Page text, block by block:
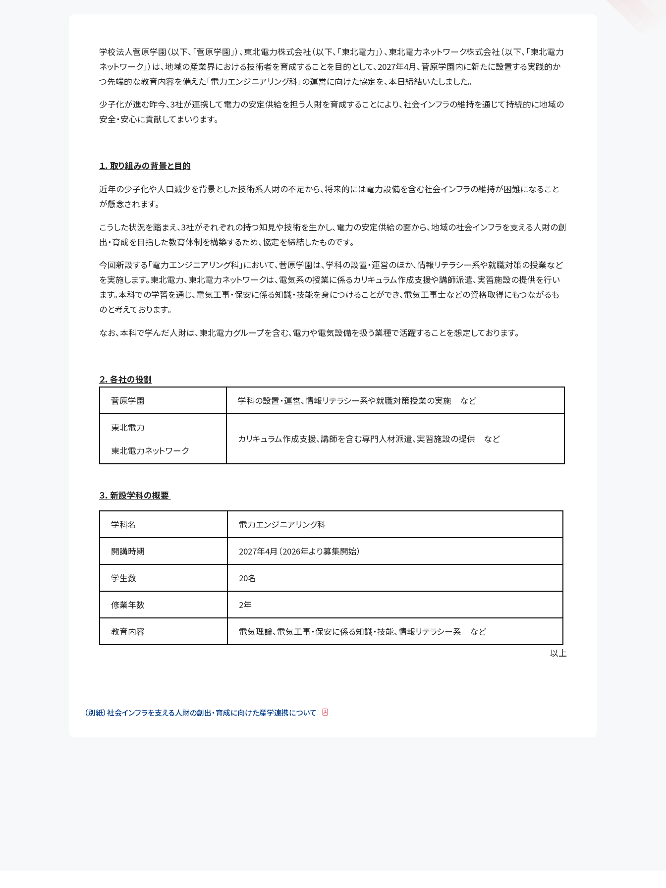
学校法人菅原学園（以下、「菅原学園」）、東北電力株式会社（以下、「東北電力」）、東北電力ネットワーク株式会社（以下、「東北電力
ネットワーク」）は、地域の産業界における技術者を育成することを目的として、2027年4月、菅原学園内に新たに設置する実践的か
つ先端的な教育内容を備えた「電力エンジニアリング科」の運営に向けた協定を、本日締結いたしました。
少子化が進む昨今、3社が連携して電力の安定供給を担う人財を育成することにより、社会インフラの維持を通じて持続的に地域の
安全・安心に貢献してまいります。
１．取り組みの背景と目的
近年の少子化や人口減少を背景とした技術系人財の不足から、将来的には電力設備を含む社会インフラの維持が困難になること
が懸念されます。
こうした状況を踏まえ、3社がそれぞれの持つ知見や技術を生かし、電力の安定供給の面から、地域の社会インフラを支える人財の創
出・育成を目指した教育体制を構築するため、協定を締結したものです。
今回新設する「電力エンジニアリング科」において、菅原学園は、学科の設置・運営のほか、情報リテラシー系や就職対策の授業など
を実施します。東北電力、東北電力ネットワークは、電気系の授業に係るカリキュラム作成支援や講師派遣、実習施設の提供を行い
ます。本科での学習を通じ、電気工事・保安に係る知識・技能を身につけることができ、電気工事士などの資格取得にもつながるも
のと考えております。
なお、本科で学んだ人財は、東北電力グループを含む、電力や電気設備を扱う業種で活躍することを想定しております。
２．各社の役割
菅原学園
学科の設置・運営、情報リテラシー系や就職対策授業の実施 など
東北電力
東北電力ネットワーク
カリキュラム作成支援、講師を含む専門人材派遣、実習施設の提供 など
３．新設学科の概要
学科名 電力エンジニアリング科
開講時期 2027年4月（2026年より募集開始）
学生数 20名
修業年数 2年
教育内容
電気理論、電気工事・保安に係る知識・技能、情報リテラシー系 など
以上
（別紙）社会インフラを支える人財の創出・育成に向けた産学連携について